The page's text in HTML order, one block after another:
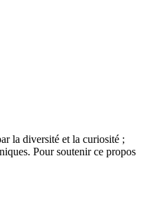
la diversité et la curiosité ;
Pour soutenir ce propos